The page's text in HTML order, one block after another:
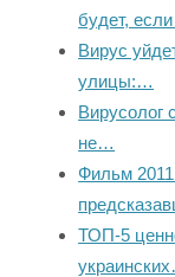
будет,
Вирус
улицы:…
Вирусолог
не…
Фильм
ТОП-5